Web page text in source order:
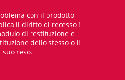
con il prodotto
il diritto di recesso !
di restituzione e
dello stesso o il
suo reso.